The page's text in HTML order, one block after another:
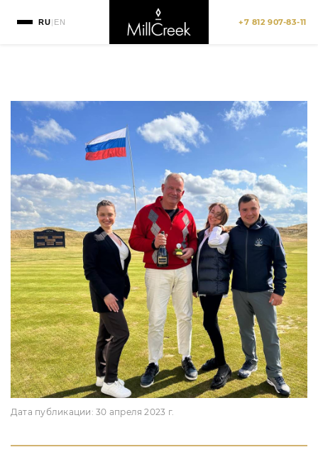
RU| EN +7 812 907-83-11
Дата публикации:30 апреля 2023 г.